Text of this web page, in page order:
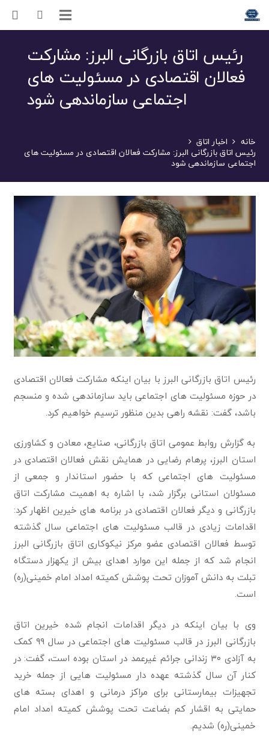
رئیس اتاق بازرگانی البرز: مشارکت
فعالان اقتصادی در مسئولیت های
اجتماعی سازماندهی شود
خانه اخبار اتاق
رئیس اتاق بازرگانی البرز: مشارکت فعالان اقتصادی در مسئولیت های
اجتماعی سازماندهی شود
رئیس اتاق بازرگانی البرز با بیان اینکه مشارکت فعالان اقتصادی
در حوزه مسئولیت های اجتماعی باید سازماندهی شده و منسجم
باشد، گفت: نقشه راهی بدین منظور ترسیم خواهیم کرد.
به گزارش روابط عمومی اتاق بازرگانی، صنایع، معادن و کشاورزی
استان البرز، پرهام رضایی در همایش نقش فعالان اقتصادی در
مسئولیت های اجتماعی که با حضور استاندار و جمعی از
مسئولان استانی برگزار شد، با اشاره به اهمیت مشارکت اتاق
بازرگانی و دیگر فعالان اقتصادی در برنامه های خیرین اظهار کرد:
اقدامات زیادی در قالب مسئولیت های اجتماعی سال گذشته
توسط فعالان اقتصادی عضو مرکز نیکوکاری اتاق بازرگانی البرز
انجام شد که از جمله این موارد اهدای بیش از یکهزار دستگاه
تبلت به دانش آموزان تحت پوشش کمیته امداد امام خمینی(ره)
است.
وی با بیان اینکه در دیگر اقدامات انجام شده خیرین اتاق
بازرگانی البرز در قالب مسئولیت های اجتماعی در سال ۹۹ کمک
به آزادی ۳۰ زندانی جرائم غیرعمد در استان بوده است، گفت: در
کنار آن‌ سال گذشته عهده دار مسئولیت هایی از جمله خرید
تجهیزات بیمارستانی برای مراکز درمانی و اهدای بسته های
حمایتی به اقشار کم بضاعت تحت پوشش کمیته امداد امام
خمینی(ره) شدیم.